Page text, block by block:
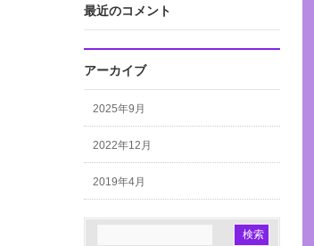
最近のコメント
アーカイブ
2025年9月
2022年12月
2019年4月